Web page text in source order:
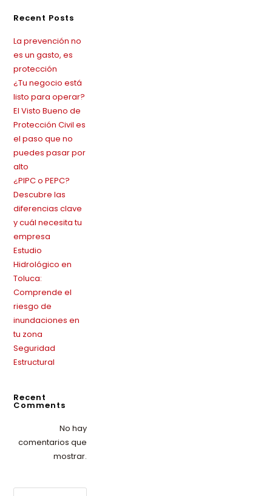
Recent Posts
La prevención no
es un gasto, es
protección
¿Tu negocio está
listo para operar?
El Visto Bueno de
Protección Civil es
el paso que no
puedes pasar por
alto
¿PIPC o PEPC?
Descubre las
diferencias clave
y cuál necesita tu
empresa
Estudio
Hidrológico en
Toluca:
Comprende el
riesgo de
inundaciones en
tu zona
Seguridad
Estructural
Recent
Comments
No hay
comentarios que
mostrar.